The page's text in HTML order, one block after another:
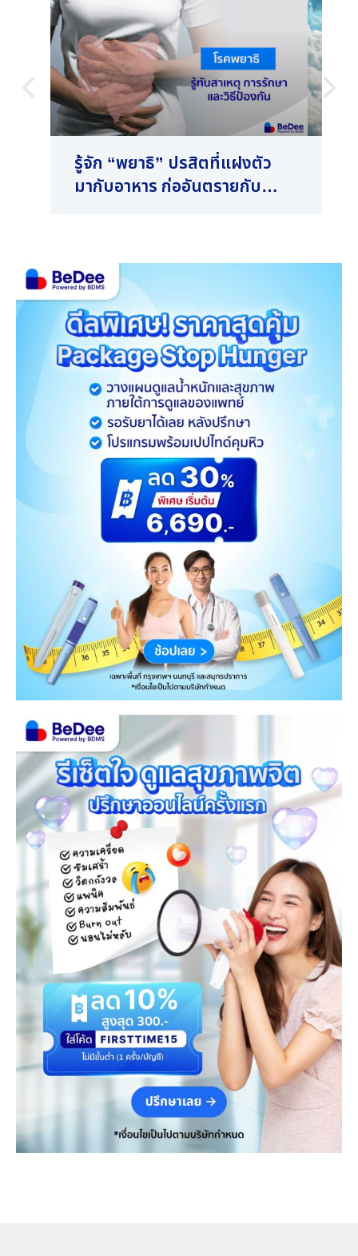
รู้จัก “พยาธิ” ปรสิตที่แฝงตัว
มากับอาหาร ก่ออันตรายกับ